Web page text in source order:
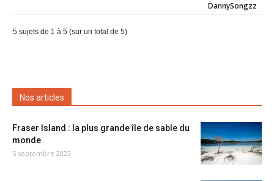
DannySongzz
5 sujets de 1 à 5 (sur un total de 5)
Nos articles
Fraser Island : la plus grande île de sable du
monde
5 septembre 2023